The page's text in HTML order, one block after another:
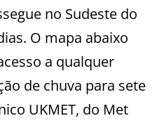
no Sudeste do
O mapa abaixo
a qualquer
de chuva para sete
UKMET, do Met